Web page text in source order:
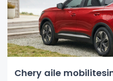
Chery aile